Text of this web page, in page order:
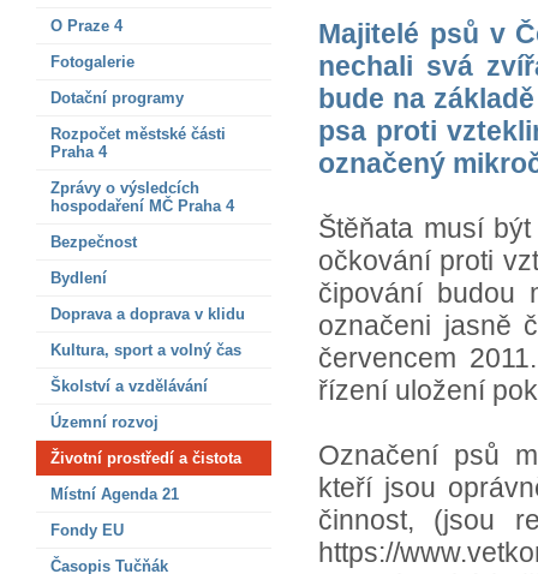
O Praze 4
Fotogalerie
Dotační programy
Rozpočet městské části
Praha 4
Zprávy o výsledcích
hospodaření MČ Praha 4
Bezpečnost
Bydlení
Doprava a doprava v klidu
Kultura, sport a volný čas
Školství a vzdělávání
Územní rozvoj
Životní prostředí a čistota
Místní Agenda 21
Fondy EU
Časopis Tučňák
Majitelé psů v
nechali svá
bude na
psa proti
označený
Štěňata musí
očkování proti
čipování
označeni jasně
červencem
řízení uložení
Označení psů
kteří jsou
činnost, (jsou
https://